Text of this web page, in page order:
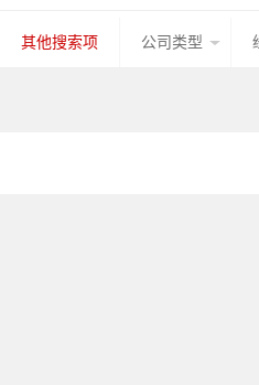
其他搜索项 公司类型